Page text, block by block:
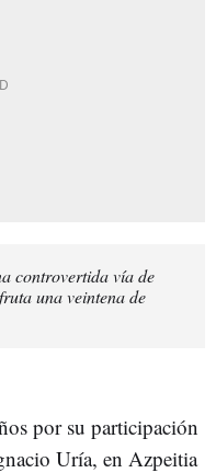
controvertida vía de
una veintena de
por su participación
Uría, en Azpeitia